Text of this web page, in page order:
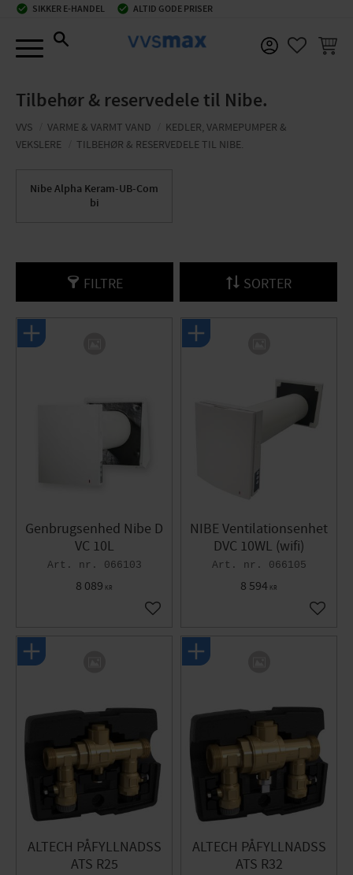
check_circle SIKKER E-HANDEL check_circle ALTID GODE PRISER
Tilbehør & reservedele til Nibe.
VVS VARME & VARMT VAND
KEDLER, VARMEPUMPER &
VEKSLERE
TILBEHØR & RESERVEDELE TIL NIBE.
Nibe Alpha Keram-UB-Com
bi
FILTRE SORTER
Genbrugsenhed Nibe D
VC 10L
066103
8 089 KR
Gem som favorit
NIBE Ventilationsenhet
DVC 10WL (wifi)
066105
8 594 KR
Gem
ALTECH PÅFYLLNADSS
ATS R25
ALTECH PÅFYLLNADSS
ATS R32